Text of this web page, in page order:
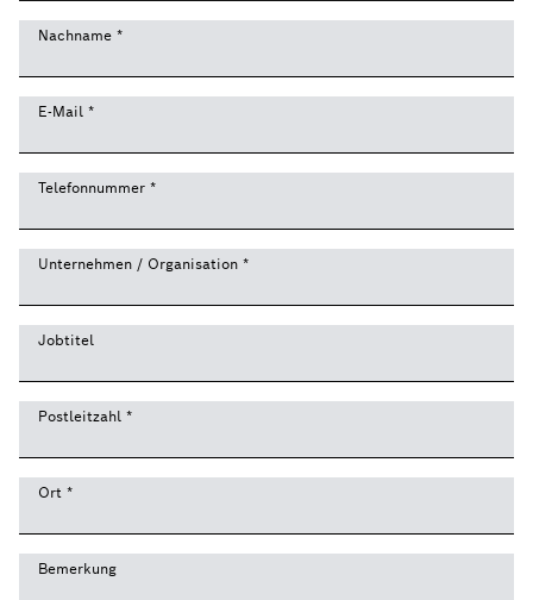
Nachname *
E-Mail *
Telefonnummer *
Unternehmen / Organisation *
Jobtitel
Postleitzahl *
Ort *
Bemerkung